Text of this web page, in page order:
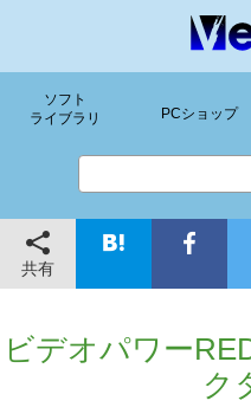
ソフト
ライブラリ
PCショップ
共有
ビデオパワー
ク